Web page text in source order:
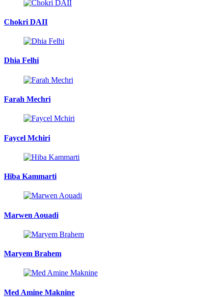
Chokri DAII
Dhia Felhi
Farah Mechri
Faycel Mchiri
Hiba Kammarti
Marwen Aouadi
Maryem Brahem
Med Amine Maknine